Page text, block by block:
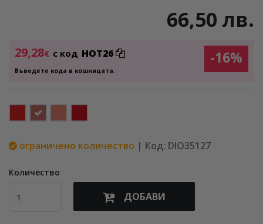
66,50 лв.
29,28€ с код HOT26
Въведете кода в кошницата.
-16%
ограничено количество | Код: DIO35127
Количество
ДОБАВИ